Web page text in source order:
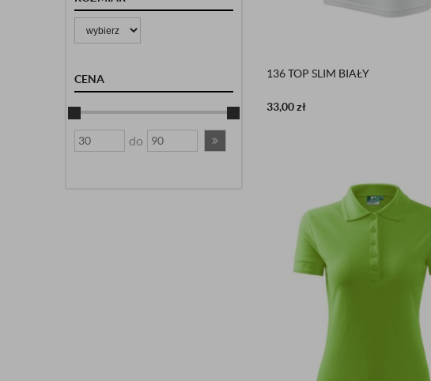
CENA
do
136 TOP SLIM BIAŁY
33,00zł